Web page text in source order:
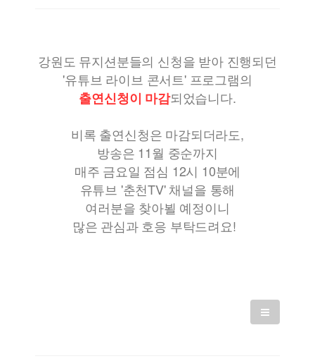
강원도 뮤지션분들의 신청을 받아 진행되던
'유튜브 라이브 콘서트' 프로그램의
출연신청이 마감되었습니다.
비록 출연신청은 마감되더라도,
방송은 11월 중순까지
매주 금요일 점심 12시 10분에
유튜브 '춘천TV' 채널을 통해
여러분을 찾아뵐 예정이니
많은 관심과 호응 부탁드려요!